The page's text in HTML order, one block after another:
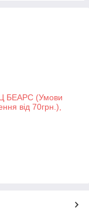
БЕАРС (Умови
від 70грн.),